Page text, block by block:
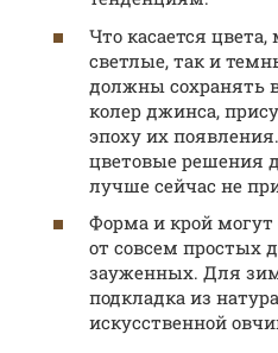
Что касается
светлые, так и
должны сохранять
колер джинса,
эпоху их
цветовые решения
лучше сейчас не
Форма и крой
от совсем простых
зауженных. Для
подкладка из
искусственной